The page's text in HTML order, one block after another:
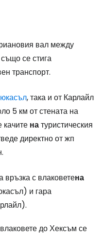
вал между
се стига
транспорт.
, така и от Карлайл
5 км от стената на
качите натуристическия
директно от жп
връзка с влаковетена
и гара
влаковете до Хексъм се